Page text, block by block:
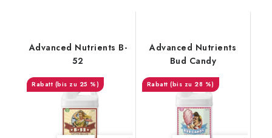
Advanced Nutrients B-
52
(bis zu 25 %)
Advanced Nutrients
Bud Candy
(bis zu 28 %)